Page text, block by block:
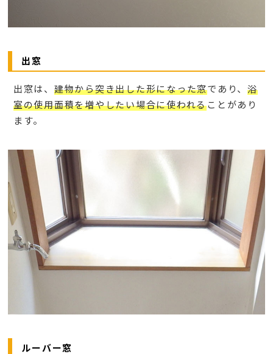
出窓
出窓は、 建物から突き出した形になった窓であり、浴
室の使用面積を増やしたい場合に使われることがあり
ます。
ルーバー窓